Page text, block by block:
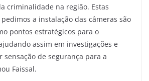
criminalidade na região. Estas
a instalação das câmeras são
pontos estratégicos para o
assim em investigações e
sensação de segurança para a
Faissal.